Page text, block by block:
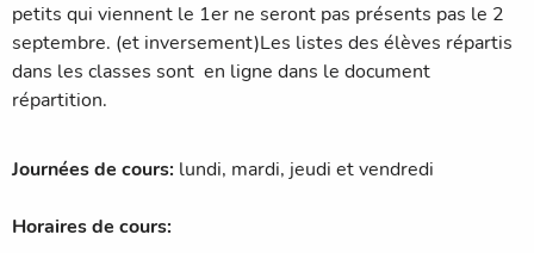
petits qui viennent le 1er ne seront pas présents pas le 2
septembre. (et inversement)Les listes des élèves répartis
dans les classes sont en ligne dans le document
répartition.
Journées de cours: lundi, mardi, jeudi et vendredi
Horaires de cours: